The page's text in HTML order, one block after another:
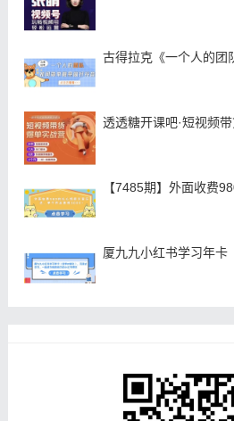
古得拉克《一个人的团
透透糖开课吧·短视频带
【7485期】外面收费
厦九九小红书学习年卡